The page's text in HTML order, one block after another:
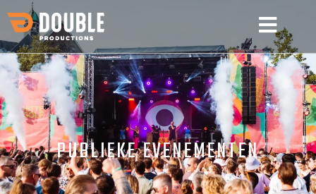
PUBLIEKE EVENEMENTEN